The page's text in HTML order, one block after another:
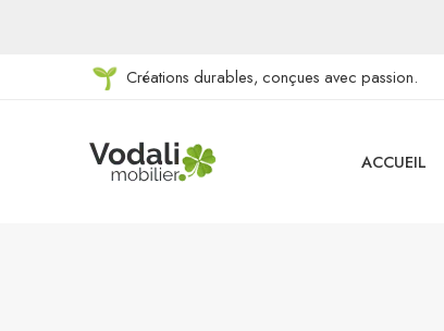
Créations durables, conçues avec passion.
ACCUEIL